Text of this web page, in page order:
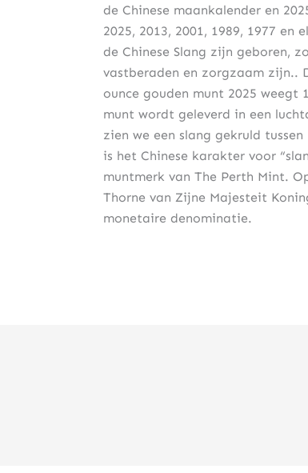
de Chinese maankalender en
2025, 2013, 2001, 1989, 1977
de Chinese Slang zijn geboren,
vastberaden en zorgzaam zijn..
ounce gouden munt 2025 weegt
munt wordt geleverd in een
zien we een slang gekruld
is het Chinese karakter voor
muntmerk van The Perth Mint.
Thorne van Zijne Majesteit
monetaire denominatie.